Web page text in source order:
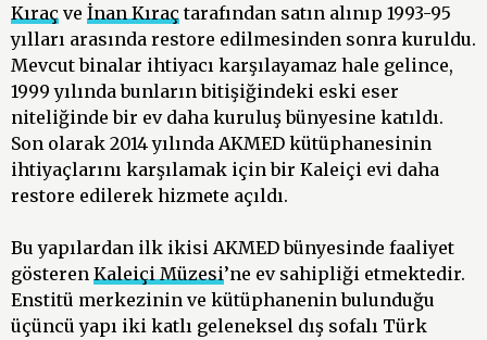
Kıraç ve İnan Kıraçtarafından satın alınıp 1993-95
yılları arasında restore edilmesinden sonra kuruldu.
Mevcut binalar ihtiyacı karşılayamaz hale gelince,
1999 yılında bunların bitişiğindeki eski eser
niteliğinde bir ev daha kuruluş bünyesine katıldı.
Son olarak 2014 yılında AKMED kütüphanesinin
ihtiyaçlarını karşılamak için bir Kaleiçi evi daha
restore edilerek hizmete açıldı.
Bu yapılardan ilk ikisi AKMED bünyesinde faaliyet
gösteren Kaleiçi Müzesi’ne ev sahipliği etmektedir.
Enstitü merkezinin ve kütüphanenin bulunduğu
üçüncü yapı iki katlı geleneksel dış sofalı Türk